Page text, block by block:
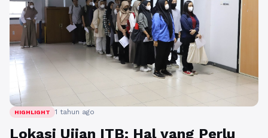
HIGHLIGHT 1 tahun ago
Lokasi Ujian ITB: Hal yang Perlu